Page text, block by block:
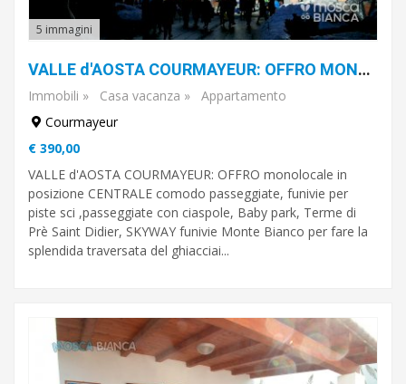
reception
arredato
aria
condizionata
garage
piscina
vista
mare
5 immagini
VALLE d'AOSTA COURMAYEUR: OFFRO MONOLOCALE, Monte Bianco.
Immobili » Casa vacanza »
Appartamento
Courmayeur
€ 390,00
VALLE d'AOSTA COURMAYEUR: OFFRO monolocale in
posizione CENTRALE comodo passeggiate, funivie per
piste sci ,passeggiate con ciaspole, Baby park, Terme di
Prè Saint Didier, SKYWAY funivie Monte Bianco per fare la
splendida traversata del ghiacciai...